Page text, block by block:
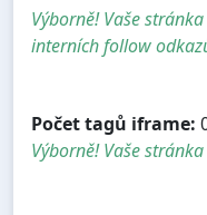
Výborně! Vaše
interních follow
Počet tagů iframe:
Výborně! Vaše